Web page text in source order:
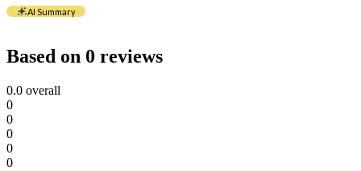
AI Summary
Based on 0 reviews
0.0 overall
0
0
0
0
0